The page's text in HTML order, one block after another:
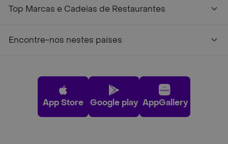
Top Marcas e Cadeias de Restaurantes
Encontre-nos nestes países
App Store Google play AppGallery